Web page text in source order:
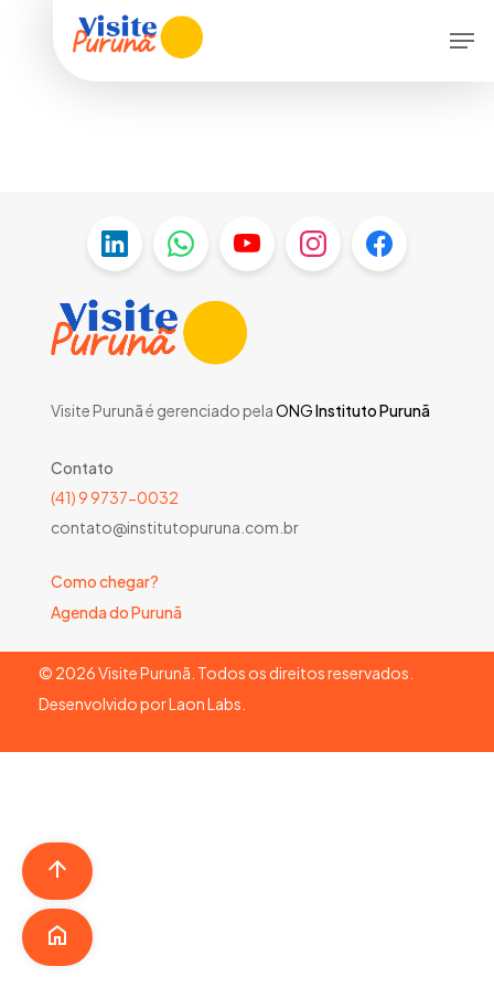
Visite Purunã é gerenciado pelaONGInstituto Purunã
Contato
(41) 9 9737-0032
contato@institutopuruna.com.br
Como chegar?
Agenda do Purunã
© 2026Visite Purunã. Todos os direitos reservados.
Desenvolvido porLaon Labs